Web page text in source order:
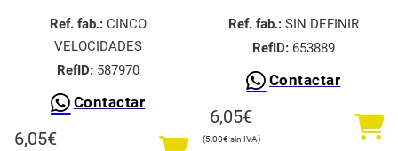
Ref. fab.:CINCO
VELOCIDADES
RefID:587970
Contactar
6,05€
Ref. fab.:SIN DEFINIR
RefID:653889
Contactar
6,05€
5,00€